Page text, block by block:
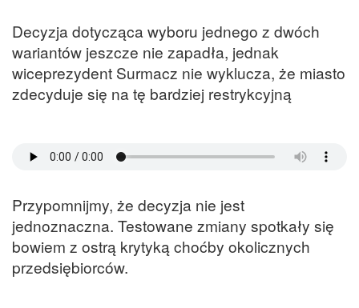
Decyzja dotycząca wyboru jednego z dwóch
wariantów jeszcze nie zapadła, jednak
wiceprezydent Surmacz nie wyklucza, że miasto
zdecyduje się na tę bardziej restrykcyjną
Przypomnijmy, że decyzja nie jest
jednoznaczna. Testowane zmiany spotkały się
bowiem z ostrą krytyką choćby okolicznych
przedsiębiorców.